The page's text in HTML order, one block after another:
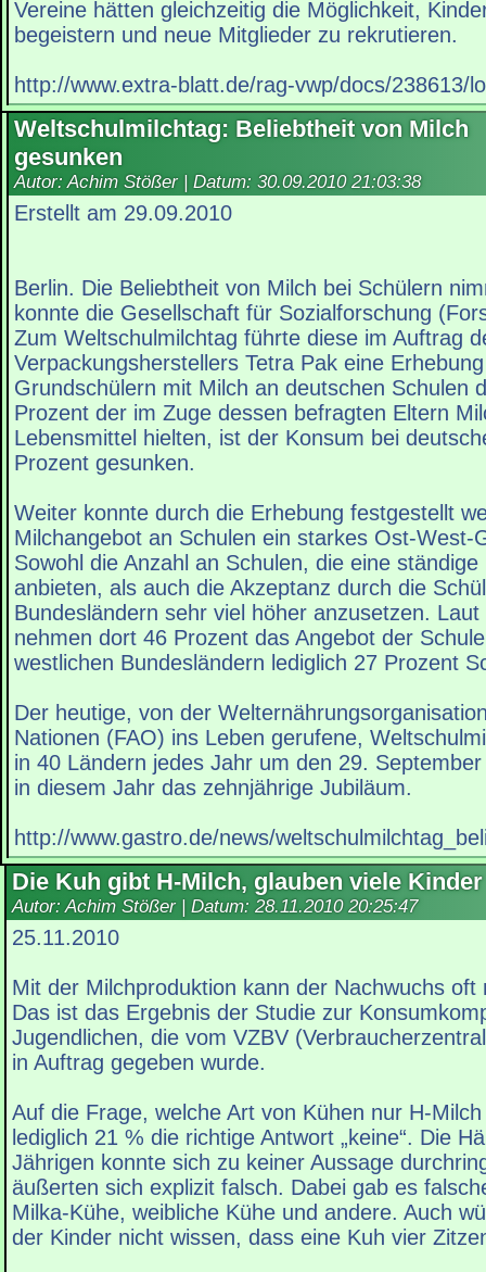
Vereine hätten gleichzeitig die Möglichkeit,
begeistern und neue Mitglieder zu rekrutieren.
http://www.extra-blatt.de/rag-vwp/docs/238613/
Weltschulmilchtag: Beliebtheit von Milch
gesunken
Autor: Achim Stößer | Datum: 30.09.2010 21:03:38
Erstellt am 29.09.2010
Berlin. Die Beliebtheit von Milch bei Schülern
konnte die Gesellschaft für Sozialforschung
Zum Weltschulmilchtag führte diese im Auftrag
Verpackungsherstellers Tetra Pak eine
Grundschülern mit Milch an deutschen Schulen
Prozent der im Zuge dessen befragten Eltern
Lebensmittel hielten, ist der Konsum bei
Prozent gesunken.
Weiter konnte durch die Erhebung festgestellt
Milchangebot an Schulen ein starkes Ost-West-
Sowohl die Anzahl an Schulen, die eine
anbieten, als auch die Akzeptanz durch die
Bundesländern sehr viel höher anzusetzen.
nehmen dort 46 Prozent das Angebot der
westlichen Bundesländern lediglich 27 Prozent
Der heutige, von der
Nationen (FAO) ins Leben gerufene,
in 40 Ländern jedes Jahr um den 29.
in diesem Jahr das zehnjährige Jubiläum.
http://www.gastro.de/news/
Die Kuh gibt H-Milch, glauben viele Kinder
Autor: Achim Stößer | Datum: 28.11.2010 20:25:47
25.11.2010
Mit der Milchproduktion kann der Nachwuchs oft
Das ist das Ergebnis der Studie zur
Jugendlichen, die vom VZBV
in Auftrag gegeben wurde.
Auf die Frage, welche Art von Kühen nur H-
lediglich 21 % die richtige Antwort „keine“. Die
Jährigen konnte sich zu keiner Aussage
äußerten sich explizit falsch. Dabei gab es
Milka-Kühe, weibliche Kühe und andere. Auch
der Kinder nicht wissen, dass eine Kuh vier